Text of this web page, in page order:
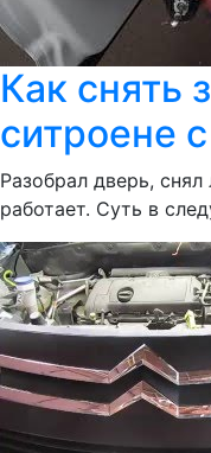
Как снять
ситроене с
Разобрал дверь,
работает. Суть в